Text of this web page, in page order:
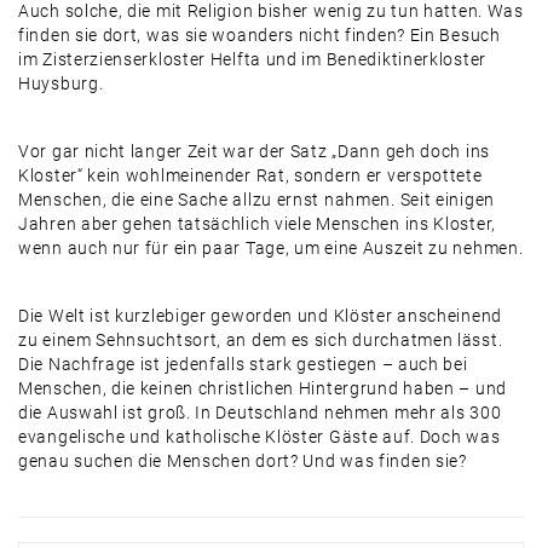
Auch solche, die mit Religion bisher wenig zu tun hatten. Was
finden sie dort, was sie woanders nicht finden? Ein Besuch
im Zisterzienserkloster Helfta und im Benediktinerkloster
Huysburg.
Vor gar nicht langer Zeit war der Satz „Dann geh doch ins
Kloster“ kein wohlmeinender Rat, sondern er verspottete
Menschen, die eine Sache allzu ernst nahmen. Seit einigen
Jahren aber gehen tatsächlich viele Menschen ins Kloster,
wenn auch nur für ein paar Tage, um eine Auszeit zu nehmen.
Die Welt ist kurzlebiger geworden und Klöster anscheinend
zu einem Sehnsuchtsort, an dem es sich durchatmen lässt.
Die Nachfrage ist jedenfalls stark gestiegen – auch bei
Menschen, die keinen christlichen Hintergrund haben – und
die Auswahl ist groß. In Deutschland nehmen mehr als 300
evangelische und katholische Klöster Gäste auf. Doch was
genau suchen die Menschen dort? Und was finden sie?